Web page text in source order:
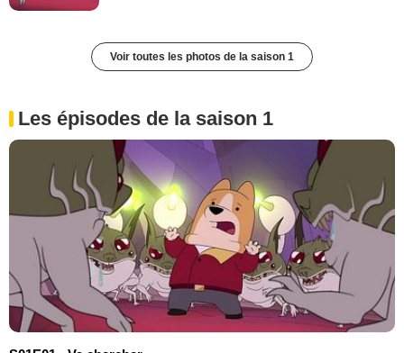
Voir toutes les photos de la saison 1
Les épisodes de la saison 1